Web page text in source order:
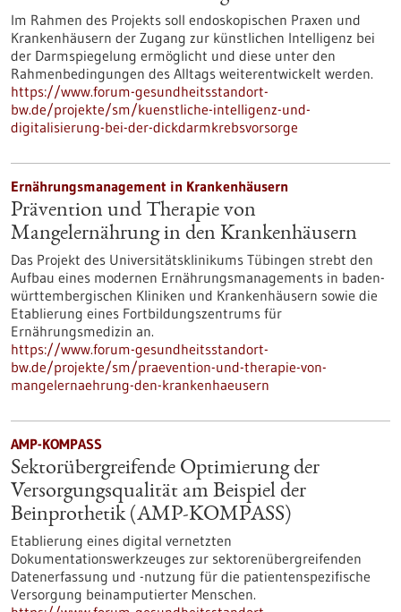
Im Rahmen des Projekts soll endoskopischen Praxen und
Krankenhäusern der Zugang zur künstlichen Intelligenz bei
der Darmspiegelung ermöglicht und diese unter den
Rahmenbedingungen des Alltags weiterentwickelt werden.
https://www.forum-gesundheitsstandort-
bw.de/projekte/sm/kuenstliche-intelligenz-und-
digitalisierung-bei-der-dickdarmkrebsvorsorge
Ernährungsmanagement in Krankenhäusern
Prävention und Therapie von
Mangelernährung in den Krankenhäusern
Das Projekt des Universitätsklinikums Tübingen strebt den
Aufbau eines modernen Ernährungsmanagements in baden-
württembergischen Kliniken und Krankenhäusern sowie die
Etablierung eines Fortbildungszentrums für
Ernährungsmedizin an.
https://www.forum-gesundheitsstandort-
bw.de/projekte/sm/praevention-und-therapie-von-
mangelernaehrung-den-krankenhaeusern
AMP-KOMPASS
Sektorübergreifende Optimierung der
Versorgungsqualität am Beispiel der
Beinprothetik (AMP-KOMPASS)
Etablierung eines digital vernetzten
Dokumentationswerkzeuges zur sektorenübergreifenden
Datenerfassung und -nutzung für die patientenspezifische
Versorgung beinamputierter Menschen.